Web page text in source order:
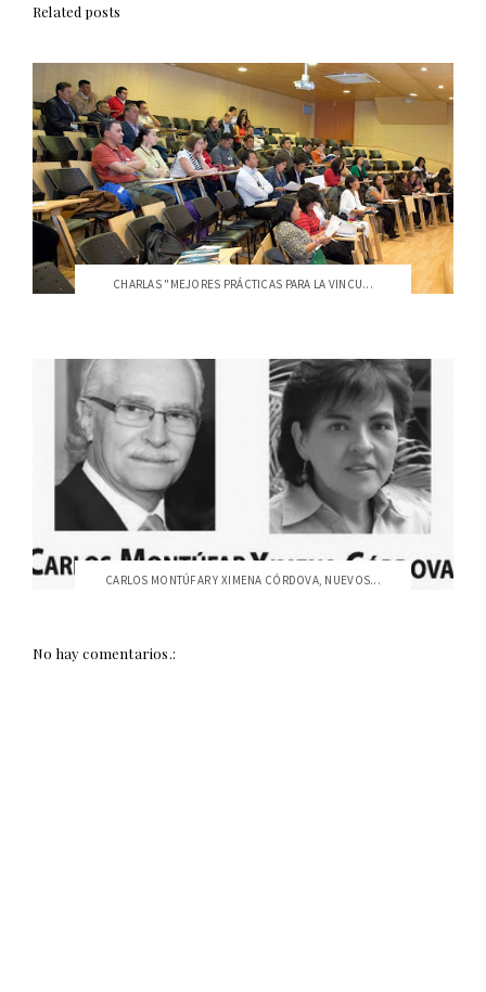
Related posts
CHARLAS "MEJORES PRÁCTICAS PARA LA VINCU...
CARLOS MONTÚFAR Y XIMENA CÓRDOVA, NUEVOS...
No hay comentarios.: